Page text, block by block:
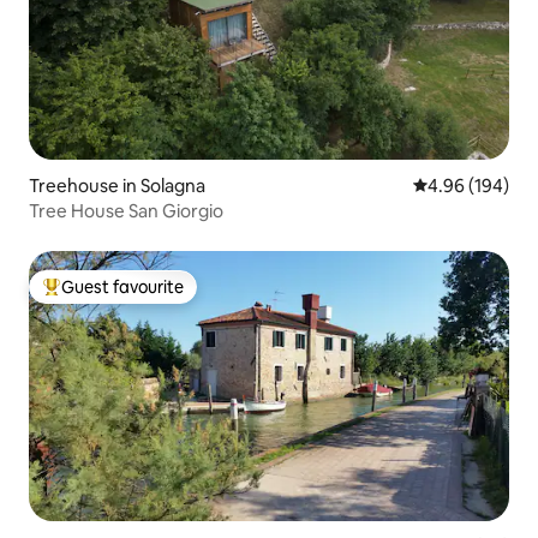
Treehouse in Solagna 4.96 out of 5
4.96 (194)
Tree House San Giorgio
Top guest favourite
Guest favourite